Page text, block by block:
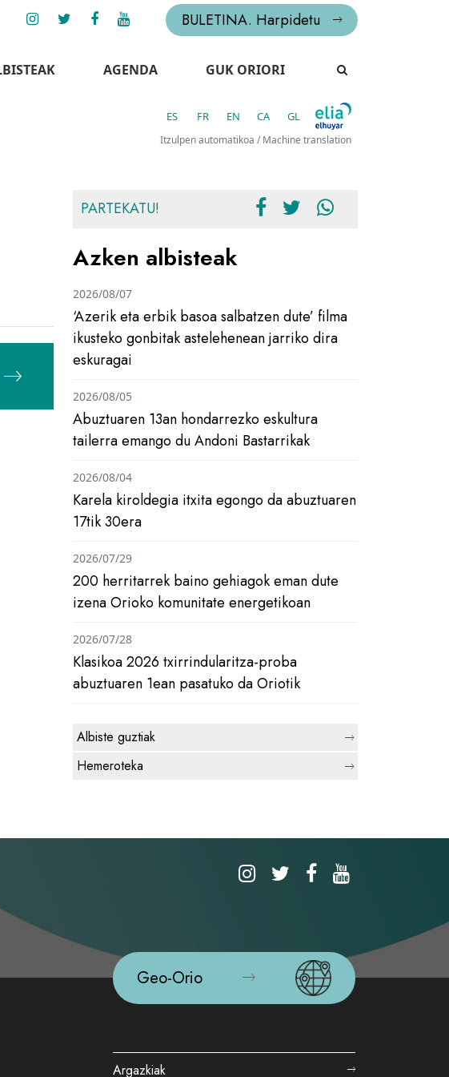
BULETINA. Harpidetu
AGENDA GUK ORIORI
ES FR EN CA GL
Itzulpen automatikoa / Machine translation
PARTEKATU!
Azken albisteak
‘Azerik eta erbik basoa salbatzen dute’ filma
ikusteko gonbitak astelehenean jarriko dira
eskuragai
2026/08/07
Abuztuaren 13an hondarrezko eskultura
tailerra emango du Andoni Bastarrikak
2026/08/05
Karela kiroldegia itxita egongo da abuztuaren
17tik 30era
2026/08/04
200 herritarrek baino gehiagok eman dute
izena Orioko komunitate energetikoan
2026/07/29
Klasikoa 2026 txirrindularitza-proba
abuztuaren 1ean pasatuko da Oriotik
2026/07/28
Albiste guztiak
Hemeroteka
Geo-Orio
Argazkiak